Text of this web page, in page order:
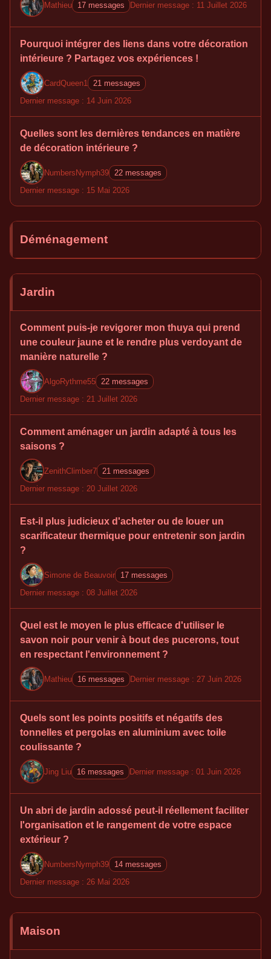
Mathieu 17 messages Dernier message : 11 Juillet 2026
Pourquoi intégrer des liens dans votre décoration
intérieure ? Partagez vos expériences !
CardQueen1
21 messages
Dernier message : 14 Juin 2026
Quelles sont les dernières tendances en matière
de décoration intérieure ?
NumbersNymph39
22 messages
Dernier message : 15 Mai 2026
Déménagement
Jardin
Comment puis-je revigorer mon thuya qui prend
une couleur jaune et le rendre plus verdoyant de
manière naturelle ?
AlgoRythme55
22 messages
Dernier message : 21 Juillet 2026
Comment aménager un jardin adapté à tous les
saisons ?
ZenithClimber7
21 messages
Dernier message : 20 Juillet 2026
Est-il plus judicieux d'acheter ou de louer un
scarificateur thermique pour entretenir son jardin
?
Simone de Beauvoir
17 messages
Dernier message : 08 Juillet 2026
Quel est le moyen le plus efficace d'utiliser le
savon noir pour venir à bout des pucerons, tout
en respectant l'environnement ?
Mathieu 16 messages Dernier message : 27 Juin 2026
Quels sont les points positifs et négatifs des
tonnelles et pergolas en aluminium avec toile
coulissante ?
Jing Liu 16 messages Dernier message : 01 Juin 2026
Un abri de jardin adossé peut-il réellement faciliter
l'organisation et le rangement de votre espace
extérieur ?
NumbersNymph39
14 messages
Dernier message : 26 Mai 2026
Maison